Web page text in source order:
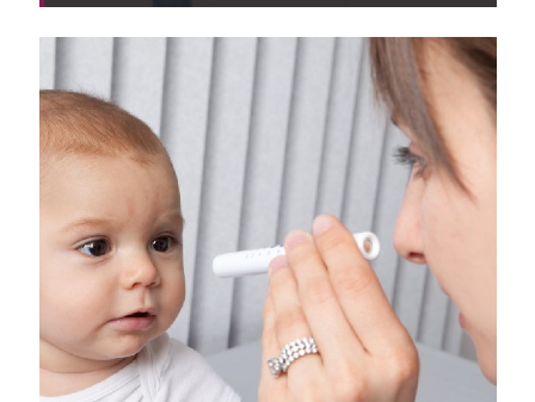
מי פונה לקבלת תרומת זרע? מהם הקריטריונים הנדרשים
מ...